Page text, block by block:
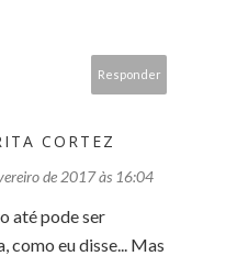
Responder
CORTEZ
de 2017 às 16:04
até pode ser
como eu disse... Mas